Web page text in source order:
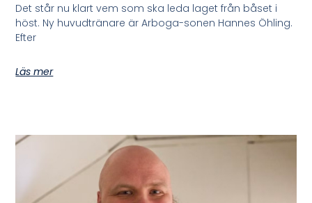
Det står nu klart vem som ska leda laget från båset i
höst. Ny huvudtränare är Arboga-sonen Hannes Öhling.
Efter
Läs mer